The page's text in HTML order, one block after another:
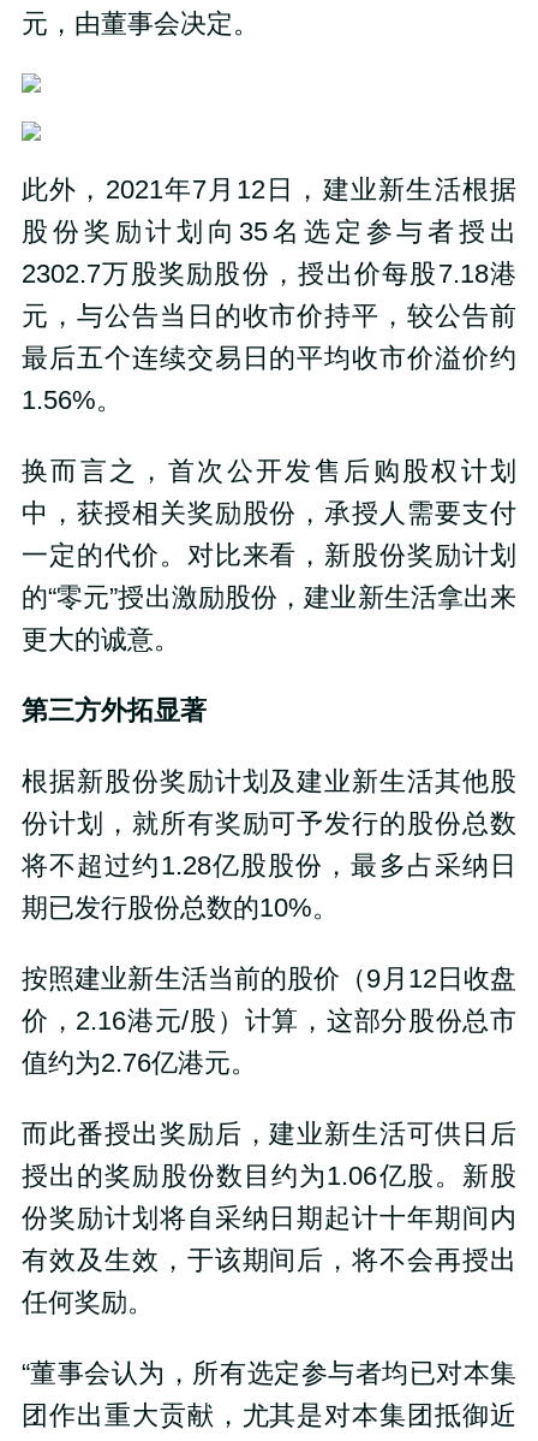
元，由董事会决定。
此外，2021年7月12日，建业新生活根据
股份奖励计划向35名选定参与者授出
2302.7万股奖励股份，授出价每股7.18港
元，与公告当日的收市价持平，较公告前
最后五个连续交易日的平均收市价溢价约
1.56%。
换而言之，首次公开发售后购股权计划
中，获授相关奖励股份，承授人需要支付
一定的代价。对比来看，新股份奖励计划
的“零元”授出激励股份，建业新生活拿出来
更大的诚意。
第三方外拓显著
根据新股份奖励计划及建业新生活其他股
份计划，就所有奖励可予发行的股份总数
将不超过约1.28亿股股份，最多占采纳日
期已发行股份总数的10%。
按照建业新生活当前的股价（9月12日收盘
价，2.16港元/股）计算，这部分股份总市
值约为2.76亿港元。
而此番授出奖励后，建业新生活可供日后
授出的奖励股份数目约为1.06亿股。新股
份奖励计划将自采纳日期起计十年期间内
有效及生效，于该期间后，将不会再授出
任何奖励。
“董事会认为，所有选定参与者均已对本集
团作出重大贡献，尤其是对本集团抵御近